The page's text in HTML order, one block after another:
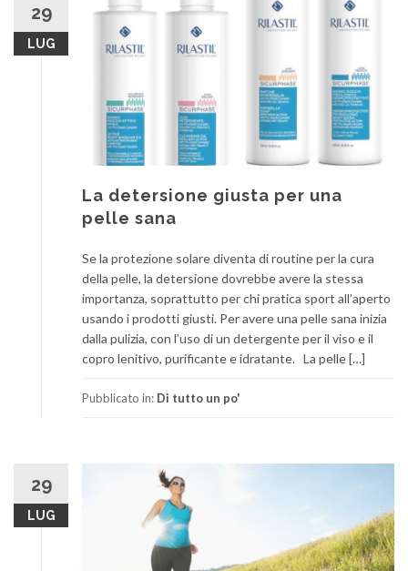
29
LUG
La detersione giusta per una
pelle sana
Se la protezione solare diventa di routine per la cura
della pelle, la detersione dovrebbe avere la stessa
importanza, soprattutto per chi pratica sport all’aperto
usando i prodotti giusti. Per avere una pelle sana inizia
dalla pulizia, con l’uso di un detergente per il viso e il
copro lenitivo, purificante e idratante. La pelle […]
Pubblicato in: Di tutto un po'
29
LUG